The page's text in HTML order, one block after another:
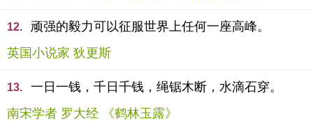
12.
顽强的毅力可以征服世界上任何一座高峰。
英国小说家 狄更斯
13.
一日一钱，千日千钱，绳锯木断，水滴石穿。
南宋学者 罗大经 《鹤林玉露》